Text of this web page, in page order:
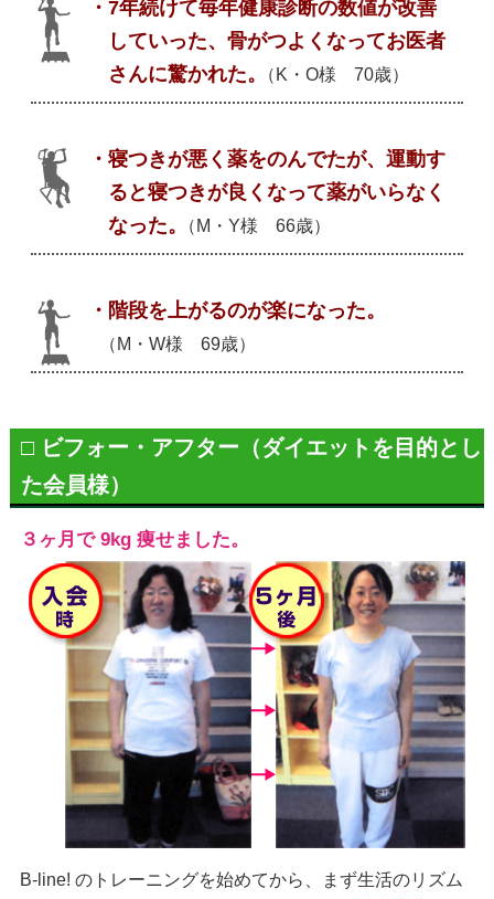
・7年続けて毎年健康診断の数値が改善
していった、骨がつよくなってお医者
さんに驚かれた。
（K・O様 70歳）
・寝つきが悪く薬をのんでたが、運動す
ると寝つきが良くなって薬がいらなく
なった。
（M・Y様 66歳）
・階段を上がるのが楽になった。
（M・W様 69歳）
□ ビフォー・アフター（ダイエットを目的とし
た会員様）
３ヶ月で 9kg 痩せました。
B-line! のトレーニングを始めてから、まず生活のリズム